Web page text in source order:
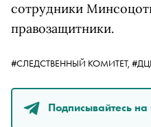
сотрудники
правозащитники.
#СЛЕДСТВЕННЫЙ КОМИТЕТ,
Подписывайтесь